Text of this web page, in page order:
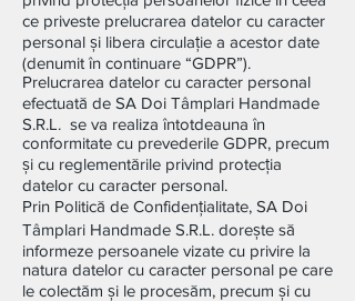
ce priveste prelucrarea datelor cu caracter
personal și libera circulație a acestor date
(denumit în continuare “GDPR”).
Prelucrarea datelor cu caracter personal
efectuată de SA Doi Tâmplari Handmade
S.R.L. se va realiza întotdeauna în
conformitate cu prevederile GDPR, precum
și cu reglementările privind protecția
datelor cu caracter personal.
Prin Politică de Confidențialitate, SA Doi
Tâmplari Handmade S.R.L. dorește să
informeze persoanele vizate cu privire la
natura datelor cu caracter personal pe care
le colectăm și le procesăm, precum și cu